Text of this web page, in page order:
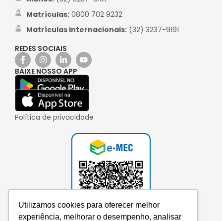
Utilizamos cookies para oferecer melhor
experiência, melhorar o desempenho, analisar
Matrículas:0800 702 9232
Matrículas internacionais:(32) 3237-9191
REDES SOCIAIS
BAIXE NOSSO APP
Política de privacidade